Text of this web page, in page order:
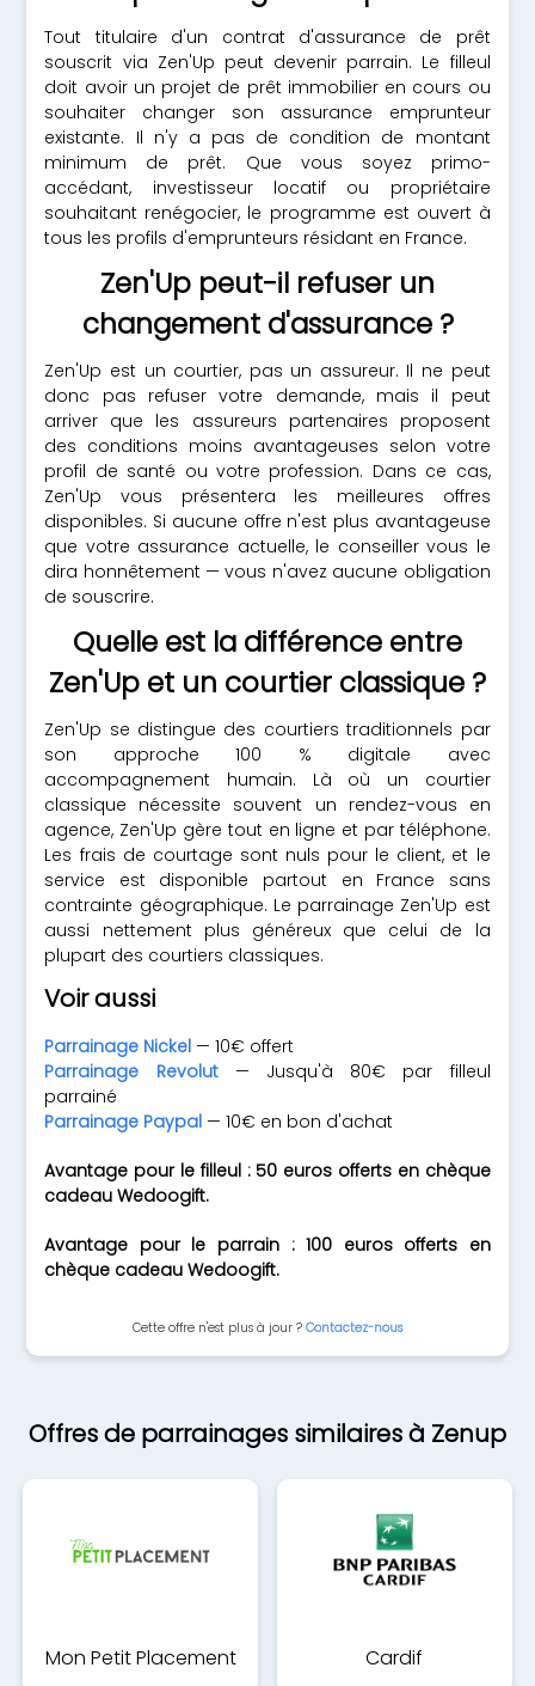
Tout titulaire d'un contrat d'assurance de prêt
souscrit via Zen'Up peut devenir parrain. Le filleul
doit avoir un projet de prêt immobilier en cours ou
souhaiter changer son assurance emprunteur
existante. Il n'y a pas de condition de montant
minimum de prêt. Que vous soyez primo-
accédant, investisseur locatif ou propriétaire
souhaitant renégocier, le programme est ouvert à
tous les profils d'emprunteurs résidant en France.
Zen'Up peut-il refuser un
changement d'assurance ?
Zen'Up est un courtier, pas un assureur. Il ne peut
donc pas refuser votre demande, mais il peut
arriver que les assureurs partenaires proposent
des conditions moins avantageuses selon votre
profil de santé ou votre profession. Dans ce cas,
Zen'Up vous présentera les meilleures offres
disponibles. Si aucune offre n'est plus avantageuse
que votre assurance actuelle, le conseiller vous le
dira honnêtement — vous n'avez aucune obligation
de souscrire.
Quelle est la différence entre
Zen'Up et un courtier classique ?
Zen'Up se distingue des courtiers traditionnels par
son approche 100 % digitale avec
accompagnement humain. Là où un courtier
classique nécessite souvent un rendez-vous en
agence, Zen'Up gère tout en ligne et par téléphone.
Les frais de courtage sont nuls pour le client, et le
service est disponible partout en France sans
contrainte géographique. Le parrainage Zen'Up est
aussi nettement plus généreux que celui de la
plupart des courtiers classiques.
Voir aussi
Parrainage Nickel — 10€ offert
Parrainage Revolut— Jusqu'à 80€ par filleul
parrainé
Parrainage Paypal — 10€ en bon d'achat
Avantage pour le filleul : 50 euros offerts en chèque
cadeau Wedoogift.
Avantage pour le parrain : 100 euros offerts en
chèque cadeau Wedoogift.
Cette offre n'est plus à jour ? Contactez-nous
Offres de parrainages similaires à Zenup
Mon Petit Placement Cardif